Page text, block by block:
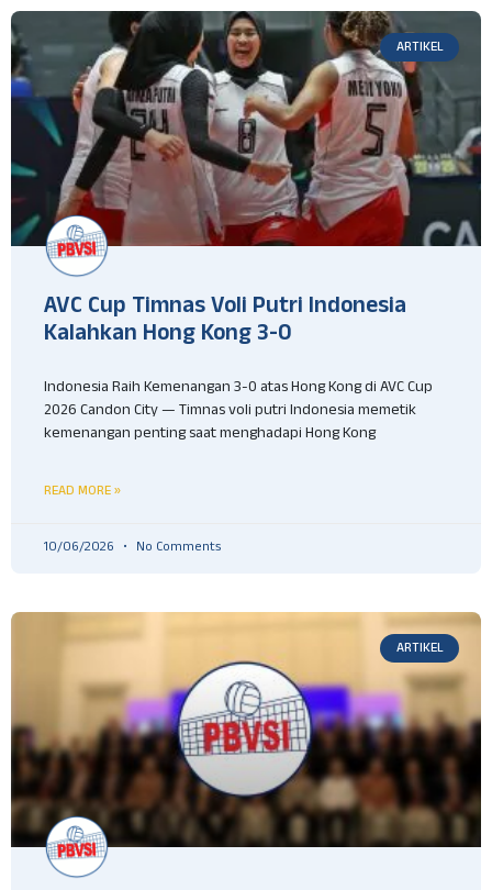
ARTIKEL
AVC Cup Timnas Voli Putri Indonesia
Kalahkan Hong Kong 3-0
Indonesia Raih Kemenangan 3-0 atas Hong Kong di AVC Cup
2026 Candon City — Timnas voli putri Indonesia memetik
kemenangan penting saat menghadapi Hong Kong
READ MORE »
10/06/2026 No Comments
ARTIKEL